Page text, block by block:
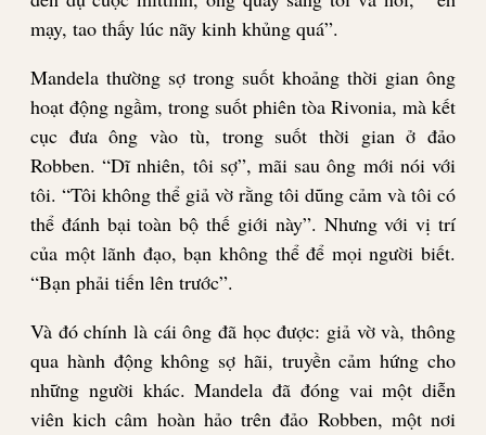
mạy, tao thấy lúc nãy kinh khủng quá”.
Mandela thường sợ trong suốt khoảng thời gian ông
hoạt động ngầm, trong suốt phiên tòa Rivonia, mà kết
cục đưa ông vào tù, trong suốt thời gian ở đảo
Robben. “Dĩ nhiên, tôi sợ”, mãi sau ông mới nói với
tôi. “Tôi không thể giả vờ rằng tôi dũng cảm và tôi có
thể đánh bại toàn bộ thế giới này”. Nhưng với vị trí
của một lãnh đạo, bạn không thể để mọi người biết.
“Bạn phải tiến lên trước”.
Và đó chính là cái ông đã học được: giả vờ và, thông
qua hành động không sợ hãi, truyền cảm hứng cho
những người khác. Mandela đã đóng vai một diễn
viên kich câm hoàn hảo trên đảo Robben, một nơi